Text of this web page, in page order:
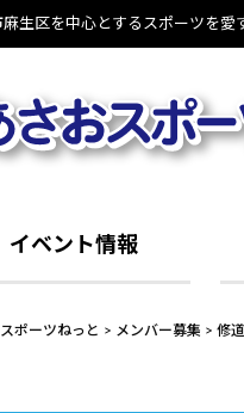
麻生区を中心とするスポーツを愛
イベント情報
ポーツねっと > メンバー募集 > 修